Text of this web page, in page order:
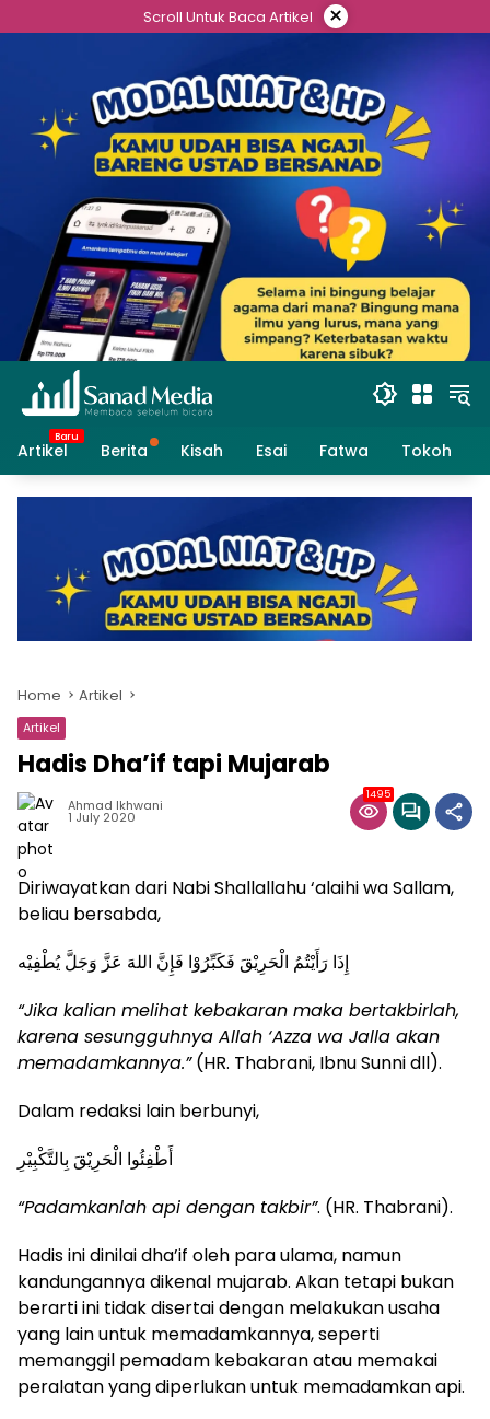
to
Scroll Untuk Baca Artikel ×
Artikel Berita Kisah Esai Fatwa Tokoh
Home Artikel
Artikel
Hadis Dha’if tapi Mujarab
Ahmad Ikhwani
1 July 2020
1495
Diriwayatkan dari Nabi Shallallahu ‘alaihi wa Sallam,
beliau bersabda,
إِذَا رَأَيْتُمُ الْحَرِيْقَ فَكَبِّرُوْا فَإِنَّ اللهَ عَزَّ وَجَلَّ يُطْفِيْه
“Jika kalian melihat kebakaran maka bertakbirlah,
karena sesungguhnya Allah ‘Azza wa Jalla akan
memadamkannya.”(HR. Thabrani, Ibnu Sunni dll).
Dalam redaksi lain berbunyi,
أَطْفِئُوا الْحَرِيْقَ بِالتَّكْبِيْرِ
“Padamkanlah api dengan takbir”. (HR. Thabrani).
Hadis ini dinilai dha’if oleh para ulama, namun
kandungannya dikenal mujarab. Akan tetapi bukan
berarti ini tidak disertai dengan melakukan usaha
yang lain untuk memadamkannya, seperti
memanggil pemadam kebakaran atau memakai
peralatan yang diperlukan untuk memadamkan api.